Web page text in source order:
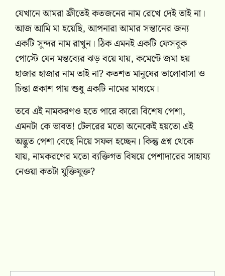
যেখানে আমরা ফ্রীতেই কতজনের নাম রেখে দেই তাই না।
আজ আমি মা হয়েছি, আপনারা আমার সন্তানের জন্য
একটি সুন্দর নাম রাখুন। ঠিক এমনই একটি ফেসবুক
পোস্টে যেন মন্তব্যের ঝড় বয়ে যায়, কমেন্টে জমা হয়
হাজার হাজার নাম তাই না? কতশত মানুষের ভালোবাসা ও
চিন্তা প্রকাশ পায় শুধু একটি নামের মাধ্যমে।
তবে এই নামকরণও হতে পারে কারো বিশেষ পেশা,
এমনটা কে ভাবত! টেলরের মতো অনেকেই হয়তো এই
অদ্ভুত পেশা বেছে নিয়ে সফল হচ্ছেন। কিন্তু প্রশ্ন থেকে
যায়, নামকরণের মতো ব্যক্তিগত বিষয়ে পেশাদারের সাহায্য
নেওয়া কতটা যুক্তিযুক্ত?